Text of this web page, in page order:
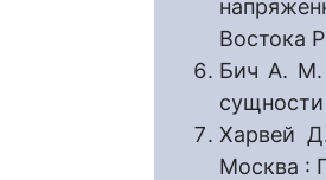
Востока
Бич А. М.
Харвей
Москва :